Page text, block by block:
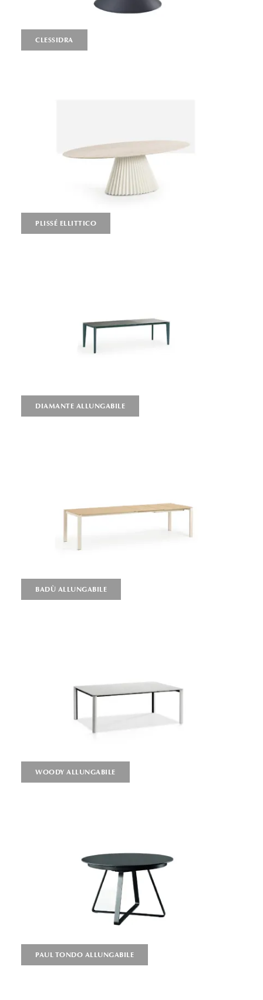
CLESSIDRA
PLISSÉ ELLITTICO
DIAMANTE ALLUNGABILE
BADÙ ALLUNGABILE
WOODY ALLUNGABILE
PAUL TONDO ALLUNGABILE